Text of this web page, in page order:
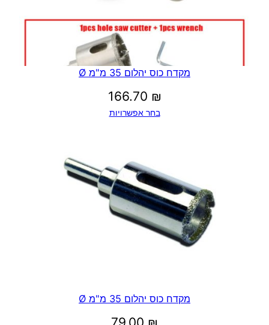
מקדח כוס יהלום 35 מ"מ Ø
166.70 ₪
בחר אפשרויות
מקדח כוס יהלום 35 מ"מ Ø